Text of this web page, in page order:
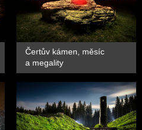
Čertův kámen, měsíc
a megality